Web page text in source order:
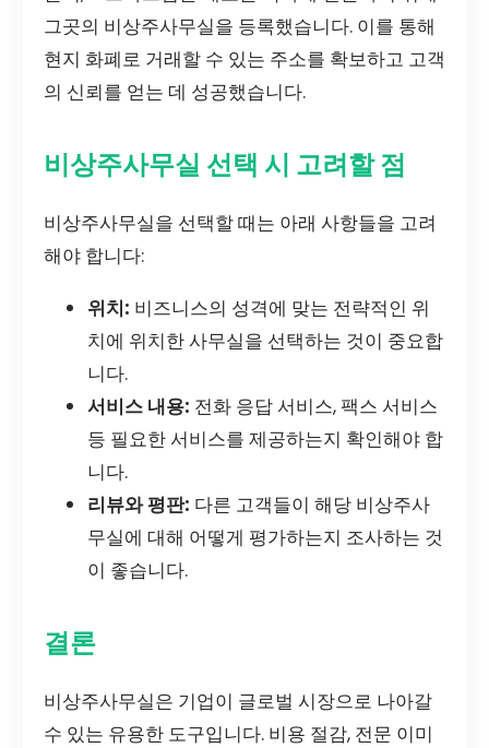
그곳의 비상주사무실을 등록했습니다. 이를 통해
현지 화폐로 거래할 수 있는 주소를 확보하고 고객
의 신뢰를 얻는 데 성공했습니다.
비상주사무실 선택 시 고려할 점
비상주사무실을 선택할 때는 아래 사항들을 고려
해야 합니다:
위치: 비즈니스의 성격에 맞는 전략적인 위
치에 위치한 사무실을 선택하는 것이 중요합
니다.
서비스 내용: 전화 응답 서비스, 팩스 서비스
등 필요한 서비스를 제공하는지 확인해야 합
니다.
리뷰와 평판: 다른 고객들이 해당 비상주사
무실에 대해 어떻게 평가하는지 조사하는 것
이 좋습니다.
결론
비상주사무실은 기업이 글로벌 시장으로 나아갈
수 있는 유용한 도구입니다. 비용 절감, 전문 이미